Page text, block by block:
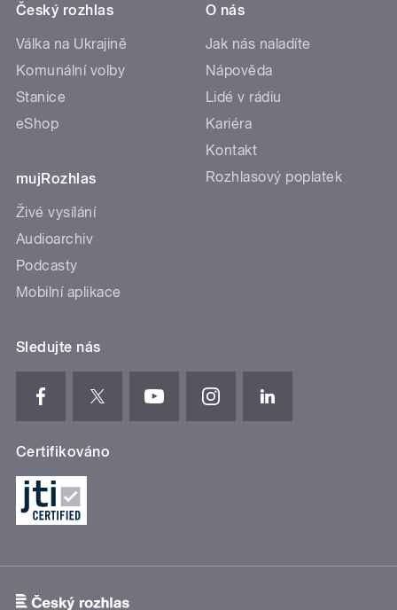
Český rozhlas
Válka na Ukrajině
Komunální volby
Stanice
eShop
mujRozhlas
Živé vysílání
Audioarchiv
Podcasty
Mobilní aplikace
O nás
Jak nás naladíte
Nápověda
Lidé v rádiu
Kariéra
Kontakt
Rozhlasový poplatek
Sledujte nás
Certifikováno